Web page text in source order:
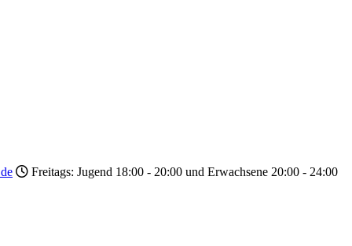
Freitags: Jugend 18:00 - 20:00 und Erwachsene 20:00 - 24:00